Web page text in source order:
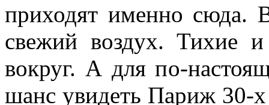
приходят именно сюда.
свежий воздух. Тихие
вокруг. А для по-
шанс увидеть Париж 30-х